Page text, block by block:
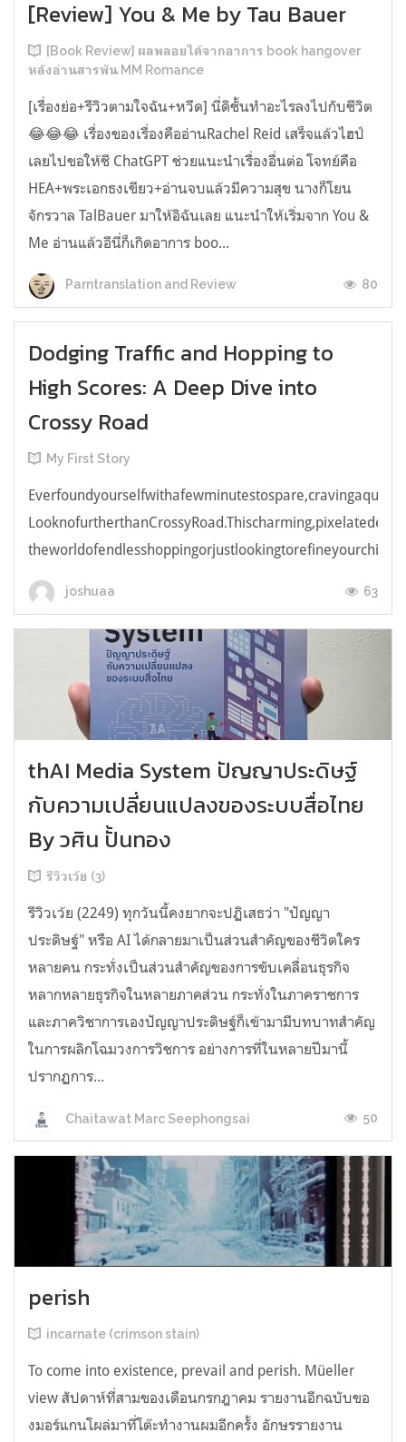
[Review] You & Me by Tau Bauer
[Book Review] ผลพลอยได้จากอาการ book hangover
หลังอ่านสารพัน MM Romance
[เรื่องย่อ+รีวิวตามใจฉัน+หวีด] นี่ดิชั้นทำอะไรลงไปกับชีวิต
😂😂😂 เรื่องของเรื่องคืออ่านRachel Reid เสร็จแล้วไฮป์
เลยไปขอให้ชี ChatGPT ช่วยแนะนำเรื่องอื่นต่อ โจทย์คือ
HEA+พระเอกธงเขียว+อ่านจบแล้วมีความสุข นางก็โยน
จักรวาล TalBauer มาให้อิฉันเลย แนะนำให้เริ่มจาก You &
Me อ่านแล้วอีนี่ก็เกิดอาการ boo...
Parntranslation and Review 80
Dodging Traffic and Hopping to
High Scores: A Deep Dive into
Crossy Road
My First Story
joshuaa 63
thAI Media System ปัญญาประดิษฐ์
กับความเปลี่ยนแปลงของระบบสื่อไทย
By วศิน ปั้นทอง
รีวิวเว้ย (3)
รีวิวเว้ย (2249) ทุกวันนี้คงยากจะปฏิเสธว่า "ปัญญา
ประดิษฐ์" หรือ AI ได้กลายมาเป็นส่วนสำคัญของชีวิตใคร
หลายคน กระทั่งเป็นส่วนสำคัญของการขับเคลื่อนธุรกิจ
หลากหลายธุรกิจในหลายภาคส่วน กระทั่งในภาคราชการ
และภาควิชาการเองปัญญาประดิษฐ์ก็เข้ามามีบทบาทสำคัญ
ในการผลิกโฉมวงการวิชการ อย่างการที่ในหลายปีมานี้
ปรากฏการ...
Chaitawat Marc Seephongsai 50
perish
incarnate (crimson stain)
To come into existence, prevail and perish. Müeller
view สัปดาห์ที่สามของเดือนกรกฎาคม รายงานอีกฉบับขอ
งมอร์แกนโผล่มาที่โต๊ะทำงานผมอีกครั้ง อักษรรายงาน